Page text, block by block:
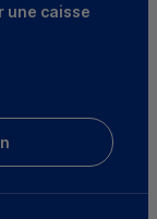
une caisse